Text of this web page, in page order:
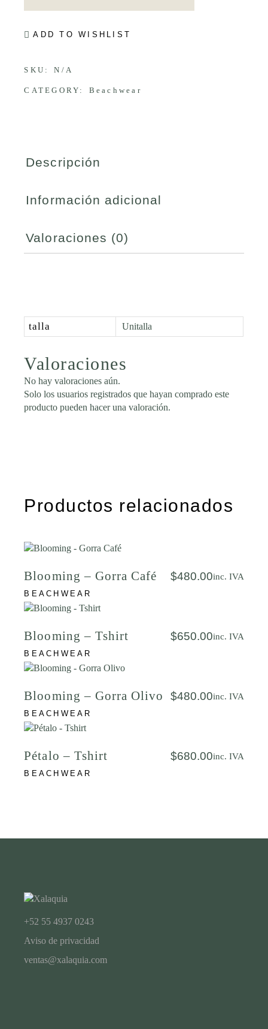
ADD TO WISHLIST
SKU: N/A
CATEGORY: Beachwear
Descripción
Información adicional
Valoraciones (0)
talla Unitalla
Valoraciones
No hay valoraciones aún.
Solo los usuarios registrados que hayan comprado este
producto pueden hacer una valoración.
Productos relacionados
Blooming – Gorra Café
BEACHWEAR
$480.00inc. IVA
Blooming – Tshirt
BEACHWEAR
$650.00inc. IVA
Blooming – Gorra Olivo
BEACHWEAR
$480.00inc. IVA
Pétalo – Tshirt
BEACHWEAR
$680.00inc. IVA
+52 55 4937 0243
Aviso de privacidad
ventas@xalaquia.com